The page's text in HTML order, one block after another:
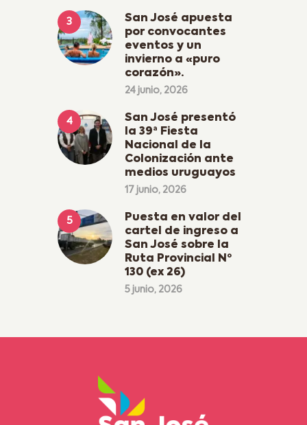
San José apuesta
por convocantes
eventos y un
invierno a «puro
corazón».
24 junio, 2026
San José presentó
la 39ª Fiesta
Nacional de la
Colonización ante
medios uruguayos
17 junio, 2026
Puesta en valor del
cartel de ingreso a
San José sobre la
Ruta Provincial Nº
130 (ex 26)
5 junio, 2026